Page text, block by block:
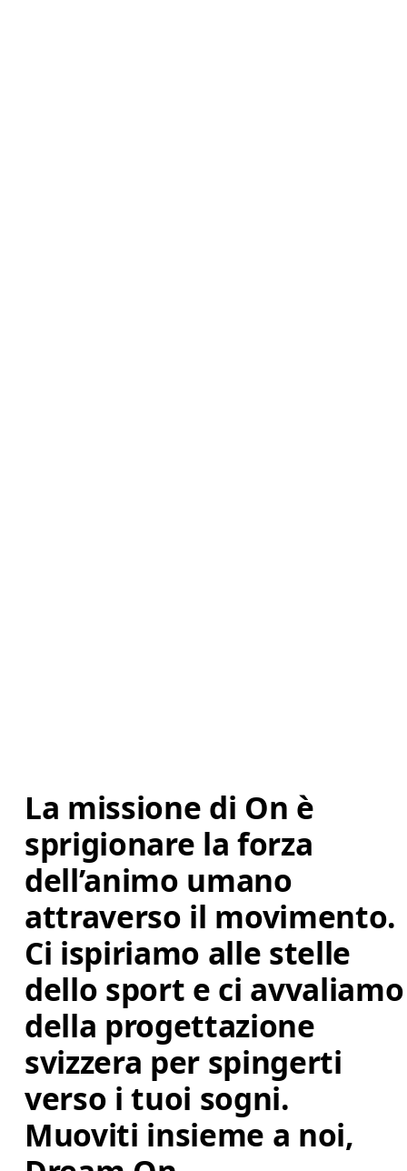
La missione di On è
sprigionare la forza
dell’animo umano
attraverso il movimento.
Ci ispiriamo alle stelle
dello sport e ci
della progettazione
svizzera per spingerti
verso i tuoi sogni.
Muoviti insieme a noi,